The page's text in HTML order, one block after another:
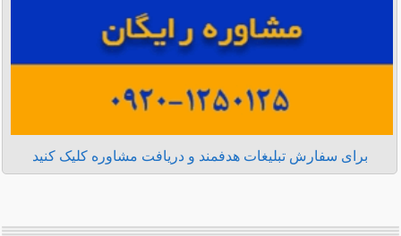
برای سفارش تبلیغات هدفمند و دریافت مشاوره کلیک کنید